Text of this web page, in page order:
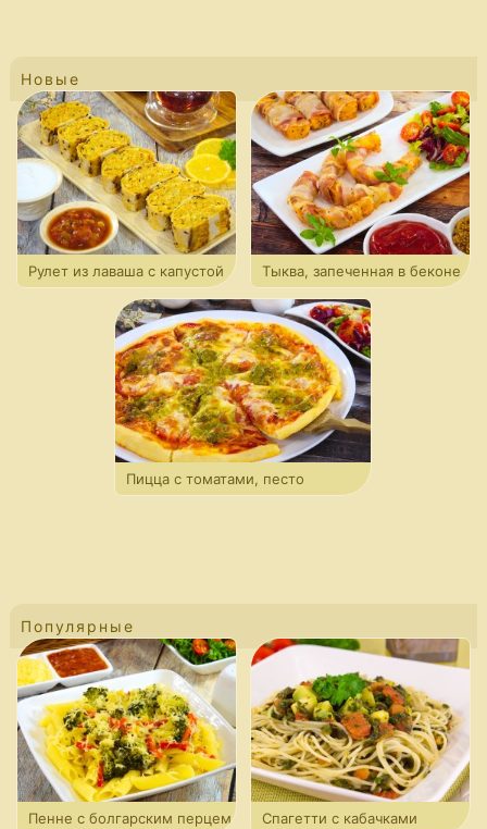
Новые
Рулет из лаваша с капустой Тыква, запеченная в беконе
Пицца с томатами, песто
Популярные
Пенне с болгарским перцем
Спагетти с кабачками